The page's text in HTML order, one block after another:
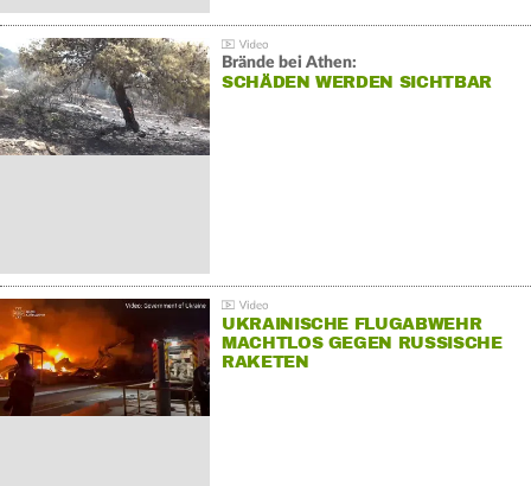
Brände bei Athen:
SCHÄDEN WERDEN SICHTBAR
UKRAINISCHE FLUGABWEHR
MACHTLOS GEGEN RUSSISCHE
RAKETEN